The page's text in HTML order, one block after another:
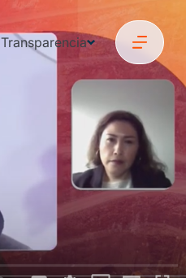
Transparencia